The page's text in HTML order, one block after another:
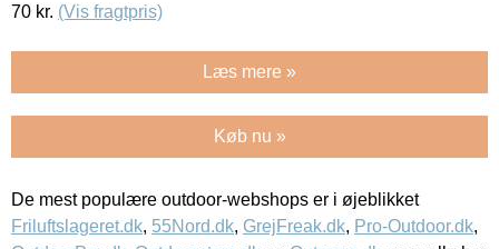
70 kr. (Vis fragtpris)
Læs mere »
Køb nu »
De mest populære outdoor-webshops er i øjeblikket
Friluftslageret.dk, 55Nord.dk, GrejFreak.dk, Pro-Outdoor.dk,